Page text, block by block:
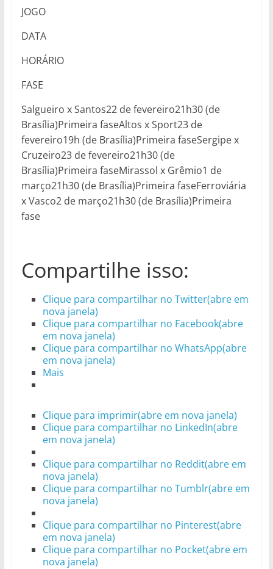
JOGO
DATA
HORÁRIO
FASE
Salgueiro x Santos22 de fevereiro21h30 (de
Brasília)Primeira faseAltos x Sport23 de
fevereiro19h (de Brasília)Primeira faseSergipe x
Cruzeiro23 de fevereiro21h30 (de
Brasília)Primeira faseMirassol x Grêmio1 de
março21h30 (de Brasília)Primeira faseFerroviária
x Vasco2 de março21h30 (de Brasília)Primeira
fase
Compartilhe isso:
Clique para compartilhar no Twitter(abre em
nova janela)
Clique para compartilhar no Facebook(abre
em nova janela)
Clique para compartilhar no WhatsApp(abre
em nova janela)
Mais
Clique para imprimir(abre em nova janela)
Clique para compartilhar no LinkedIn(abre
em nova janela)
Clique para compartilhar no Reddit(abre em
nova janela)
Clique para compartilhar no Tumblr(abre em
nova janela)
Clique para compartilhar no Pinterest(abre
em nova janela)
Clique para compartilhar no Pocket(abre em
nova janela)